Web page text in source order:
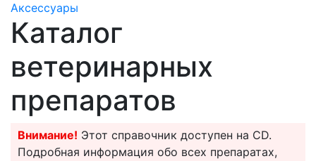
Аксессуары
Каталог
ветеринарных
препаратов
Внимание! Этот справочник доступен на CD.
Подробная информация обо всех препаратах,